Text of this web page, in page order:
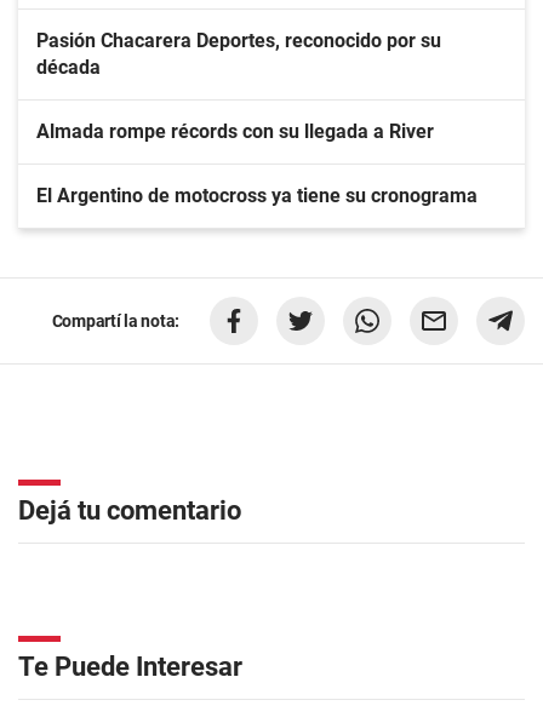
Pasión Chacarera Deportes, reconocido por su
década
Almada rompe récords con su llegada a River
El Argentino de motocross ya tiene su cronograma
Compartí la nota:
Dejá tu comentario
Te Puede Interesar